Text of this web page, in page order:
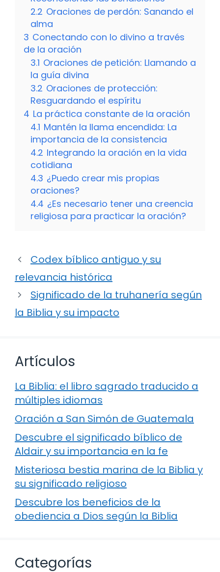
2.2 Oraciones de perdón: Sanando el
alma
3 Conectando con lo divino a través
de la oración
3.1 Oraciones de petición: Llamando a
la guía divina
3.2 Oraciones de protección:
Resguardando el espíritu
4 La práctica constante de la oración
4.1 Mantén la llama encendida: La
importancia de la consistencia
4.2 Integrando la oración en la vida
cotidiana
4.3 ¿Puedo crear mis propias
oraciones?
4.4 ¿Es necesario tener una creencia
religiosa para practicar la oración?
Codex bíblico antiguo y su
relevancia histórica
Significado de la truhanería según
la Biblia y su impacto
Artículos
La Biblia: el libro sagrado traducido a
múltiples idiomas
Oración a San Simón de Guatemala
Descubre el significado bíblico de
Aldair y su importancia en la fe
Misteriosa bestia marina de la Biblia y
su significado religioso
Descubre los beneficios de la
obediencia a Dios según la Biblia
Categorías